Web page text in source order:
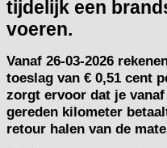
tijdelijk een
voeren.
Vanaf 26-03-2026
toeslag van € 0,51 cent
zorgt ervoor dat je vanaf
gereden kilometer
retour halen van de